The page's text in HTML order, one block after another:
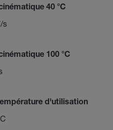
40 °C
s
100 °C
d'utilisation